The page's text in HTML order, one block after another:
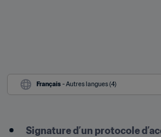
Français - Autres langues (4)
Signature d’un protocole